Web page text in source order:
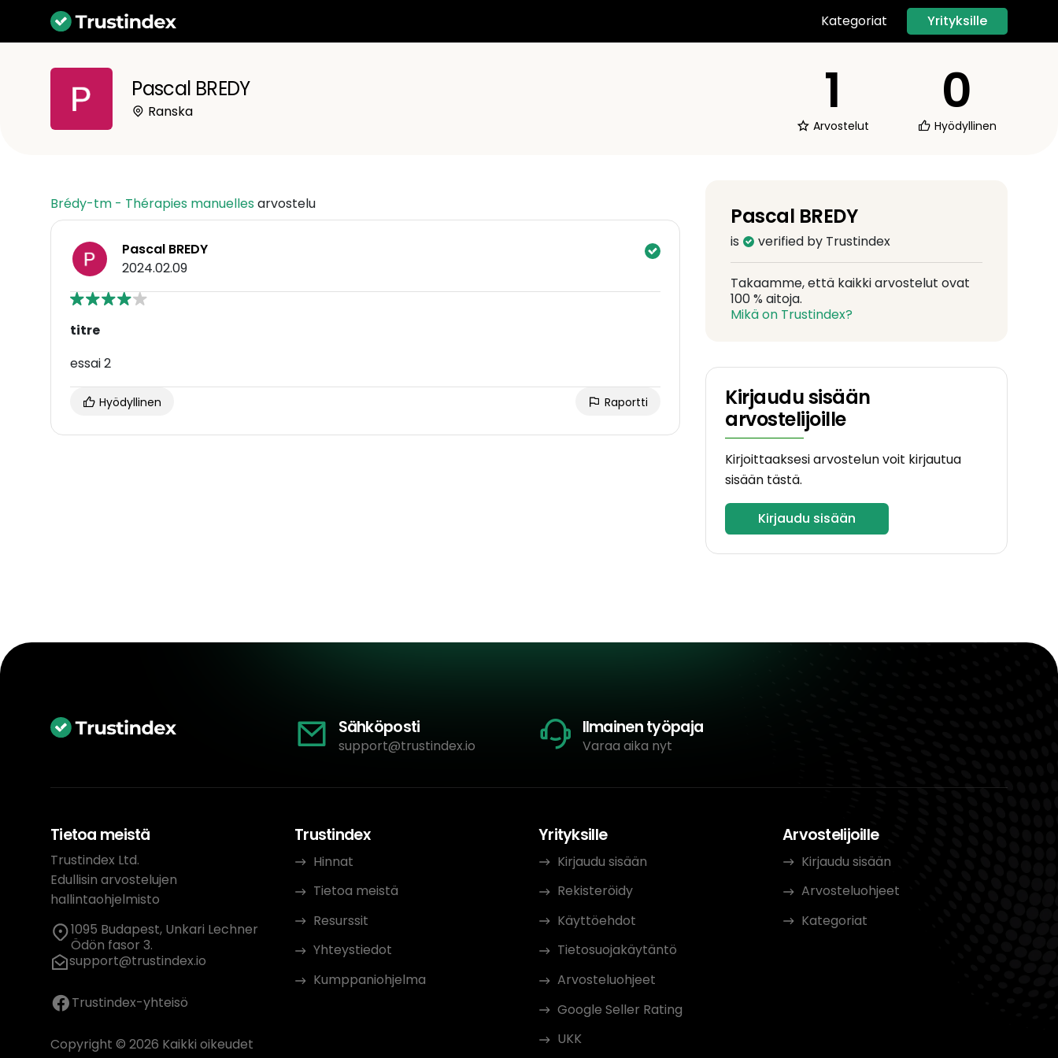
Kategoriat Yrityksille
Pascal BREDY
Ranska 1
Arvostelut
0
Hyödyllinen
Brédy-tm - Thérapies manuellesarvostelu
Pascal BREDY
2024.02.09
titre
essai 2
Hyödyllinen Raportti
Pascal BREDY
is verified by Trustindex
Takaamme, että kaikki arvostelut ovat
100 % aitoja.
Mikä on Trustindex?
Kirjaudu sisään
arvostelijoille
Kirjoittaaksesi arvostelun voit kirjautua
sisään tästä.
Kirjaudu sisään
Sähköposti
support@trustindex.io
Ilmainen työpaja
Varaa aika nyt
Tietoa meistä
Trustindex Ltd.
Edullisin arvostelujen
hallintaohjelmisto
1095 Budapest, Unkari Lechner
Ödön fasor 3.
support@trustindex.io
Trustindex-yhteisö
Copyright © 2026 Kaikki oikeudet
Trustindex
Hinnat
Tietoa meistä
Resurssit
Yhteystiedot
Kumppaniohjelma
Yrityksille
Kirjaudu sisään
Rekisteröidy
Käyttöehdot
Tietosuojakäytäntö
Arvosteluohjeet
Google Seller Rating
UKK
Arvostelijoille
Kirjaudu sisään
Arvosteluohjeet
Kategoriat